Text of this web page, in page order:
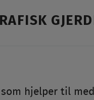
hjelper til